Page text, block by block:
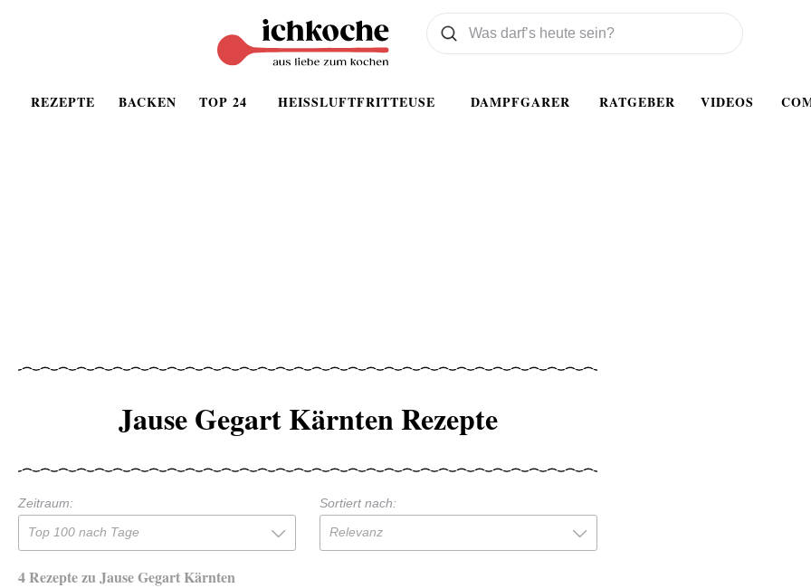
REZEPTE BACKEN TOP 24 HEISSLUFTFRITTEUSE DAMPFGARER RATGEBER VIDEOS
Was wollen Sie suchen
Suchen
Jause Gegart Kärnten Rezepte
Zeitraum:
Top 100 nach Tage
Sortiert nach:
Relevanz
4 Rezepte zu Jause Gegart Kärnten